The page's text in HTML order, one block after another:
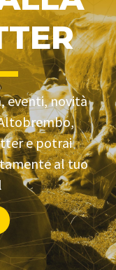
eventi, novità
e potrai
al tuo